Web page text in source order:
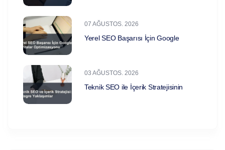
07 AĞUSTOS. 2026
Yerel SEO Başarısı İçin Google
03 AĞUSTOS. 2026
Teknik SEO ile İçerik Stratejisinin